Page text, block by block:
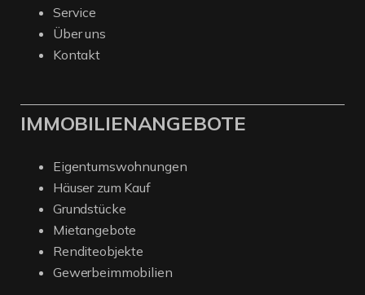
Service
Über uns
Kontakt
IMMOBILIENANGEBOTE
Eigentumswohnungen
Häuser zum Kauf
Grundstücke
Mietangebote
Renditeobjekte
Gewerbeimmobilien